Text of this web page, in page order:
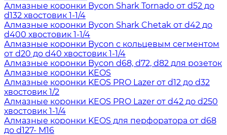
Алмазные коронки Bycon Shark Tornado от d52 до
d132 хвостовик 1-1/4
Алмазные коронки Bycon Shark Chetak от d42 до
d400 хвостовик 1-1/4
Алмазные коронки Bycon с кольцевым сегментом
от d20 до d40 хвостовик 1-1/4
Алмазные коронки Bycon d68, d72, d82 для розеток
Алмазные коронки KEOS
Алмазные коронки KEOS PRO Lazer от d12 до d32
хвостовик 1/2
Алмазные коронки KEOS PRO Lazer от d42 до d250
хвостовик 1-1/4
Алмазные коронки KEOS для перфоратора от d68
до d127- М16